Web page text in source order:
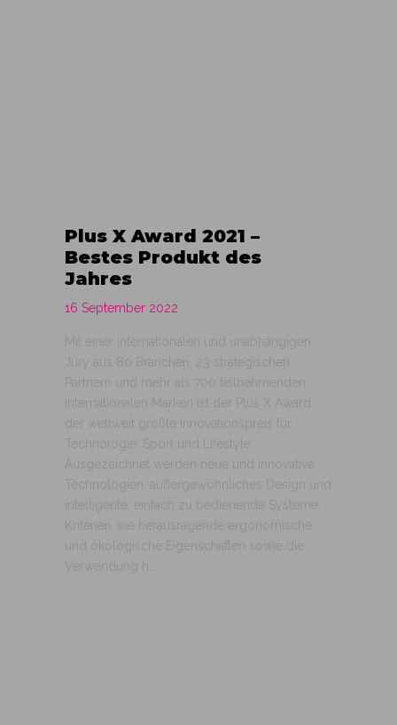
Plus X Award 2021 –
Bestes Produkt des
Jahres
16 September 2022
Mit einer internationalen und unabhängigen
Jury aus 80 Branchen, 23 strategischen
Partnern und mehr als 700 teilnehmenden
internationalen Marken ist der Plus X Award
der weltweit größte Innovationspreis für
Technologie, Sport und Lifestyle.
Ausgezeichnet werden neue und innovative
Technologien, außergewöhnliches Design und
intelligente, einfach zu bedienende Systeme.
Kriterien wie herausragende ergonomische
und ökologische Eigenschaften sowie die
Verwendung h...